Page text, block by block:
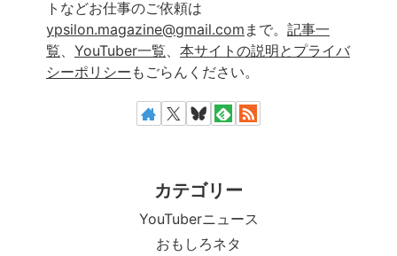
トなどお仕事のご依頼は
ypsilon.magazine@gmail.com まで。 記事一
覧、 YouTuber一覧、 本サイトの説明とプライバ
シーポリシー もごらんください。
カテゴリー
YouTuberニュース
おもしろネタ